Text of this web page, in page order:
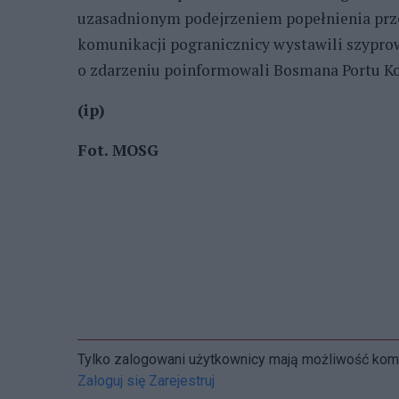
uzasadnionym podejrzeniem popełnienia
komunikacji pogranicznicy wystawili
o zdarzeniu poinformowali Bosmana Portu
(ip)
Fot. MOSG
Tylko zalogowani użytkownicy mają możliwość
Zaloguj się Zarejestruj